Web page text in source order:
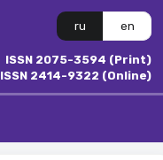
ru en
ISSN 2075-3594 (Print)
ISSN 2414-9322 (Online)